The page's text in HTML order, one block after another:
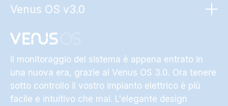
Il Cerbo GX è dotato di un potente processore
dual-core, che gestisce facilmente tutti i prodotti
Victron collegati, oltre a un'ampia gamma di
dispositivi supportati di terze parti.
Venus OS v3.0
Il monitoraggio del sistema è appena entrato in
una nuova era, grazie al Venus OS 3.0. Ora tenere
sotto controllo il vostro impianto elettrico è più
facile e intuitivo che mai. L'elegante design